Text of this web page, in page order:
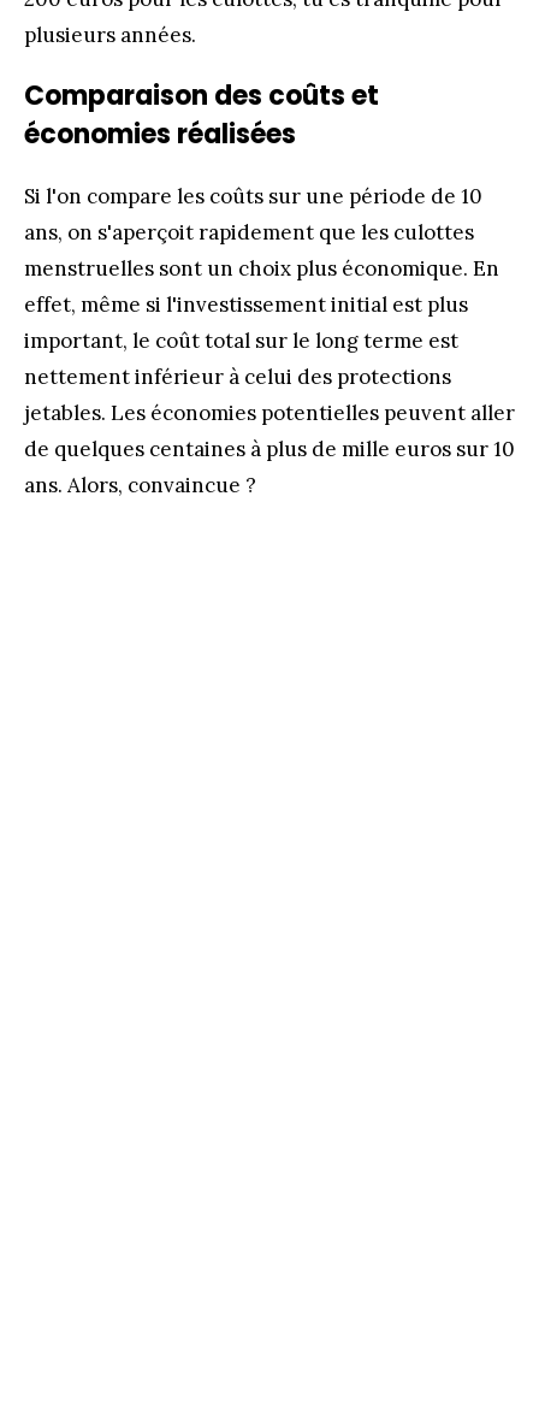
plusieurs années.
Comparaison des coûts et
économies réalisées
Si l'on compare les coûts sur une période de 10
ans, on s'aperçoit rapidement que les culottes
menstruelles sont un choix plus économique. En
effet, même si l'investissement initial est plus
important, le coût total sur le long terme est
nettement inférieur à celui des protections
jetables. Les économies potentielles peuvent aller
de quelques centaines à plus de mille euros sur 10
ans. Alors, convaincue ?